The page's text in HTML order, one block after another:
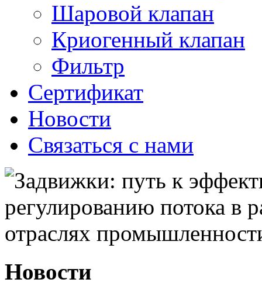
Шаровой клапан
Криогенный клапан
Фильтр
Сертификат
Новости
Связаться с нами
Новости